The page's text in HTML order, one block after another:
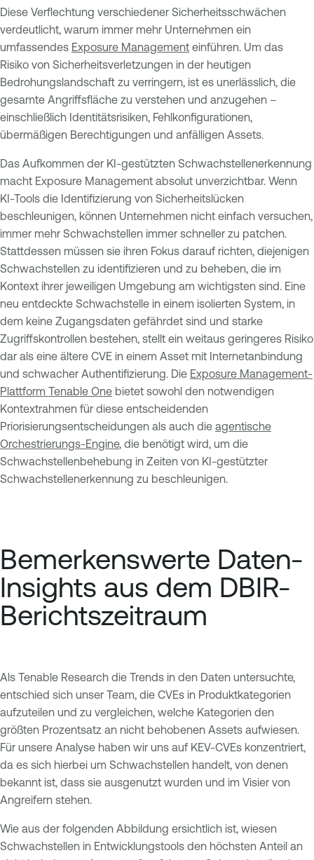
Diese Verflechtung verschiedener Sicherheitsschwächen
verdeutlicht, warum immer mehr Unternehmen ein
umfassendes Exposure Management einführen. Um das
Risiko von Sicherheitsverletzungen in der heutigen
Bedrohungslandschaft zu verringern, ist es unerlässlich, die
gesamte Angriffsfläche zu verstehen und anzugehen –
einschließlich Identitätsrisiken, Fehlkonfigurationen,
übermäßigen Berechtigungen und anfälligen Assets.
Das Aufkommen der KI-gestützten Schwachstellenerkennung
macht Exposure Management absolut unverzichtbar. Wenn
KI-Tools die Identifizierung von Sicherheitslücken
beschleunigen, können Unternehmen nicht einfach versuchen,
immer mehr Schwachstellen immer schneller zu patchen.
Stattdessen müssen sie ihren Fokus darauf richten, diejenigen
Schwachstellen zu identifizieren und zu beheben, die im
Kontext ihrer jeweiligen Umgebung am wichtigsten sind. Eine
neu entdeckte Schwachstelle in einem isolierten System, in
dem keine Zugangsdaten gefährdet sind und starke
Zugriffskontrollen bestehen, stellt ein weitaus geringeres Risiko
dar als eine ältere CVE in einem Asset mit Internetanbindung
und schwacher Authentifizierung. Die Exposure Management-
Plattform Tenable One bietet sowohl den notwendigen
Kontextrahmen für diese entscheidenden
Priorisierungsentscheidungen als auch die agentische
Orchestrierungs-Engine, die benötigt wird, um die
Schwachstellenbehebung in Zeiten von KI-gestützter
Schwachstellenerkennung zu beschleunigen.
Bemerkenswerte Daten-
Insights aus dem DBIR-
Berichtszeitraum
Als Tenable Research die Trends in den Daten untersuchte,
entschied sich unser Team, die CVEs in Produktkategorien
aufzuteilen und zu vergleichen, welche Kategorien den
größten Prozentsatz an nicht behobenen Assets aufwiesen.
Für unsere Analyse haben wir uns auf KEV-CVEs konzentriert,
da es sich hierbei um Schwachstellen handelt, von denen
bekannt ist, dass sie ausgenutzt wurden und im Visier von
Angreifern stehen.
Wie aus der folgenden Abbildung ersichtlich ist, wiesen
Schwachstellen in Entwicklungstools den höchsten Anteil an